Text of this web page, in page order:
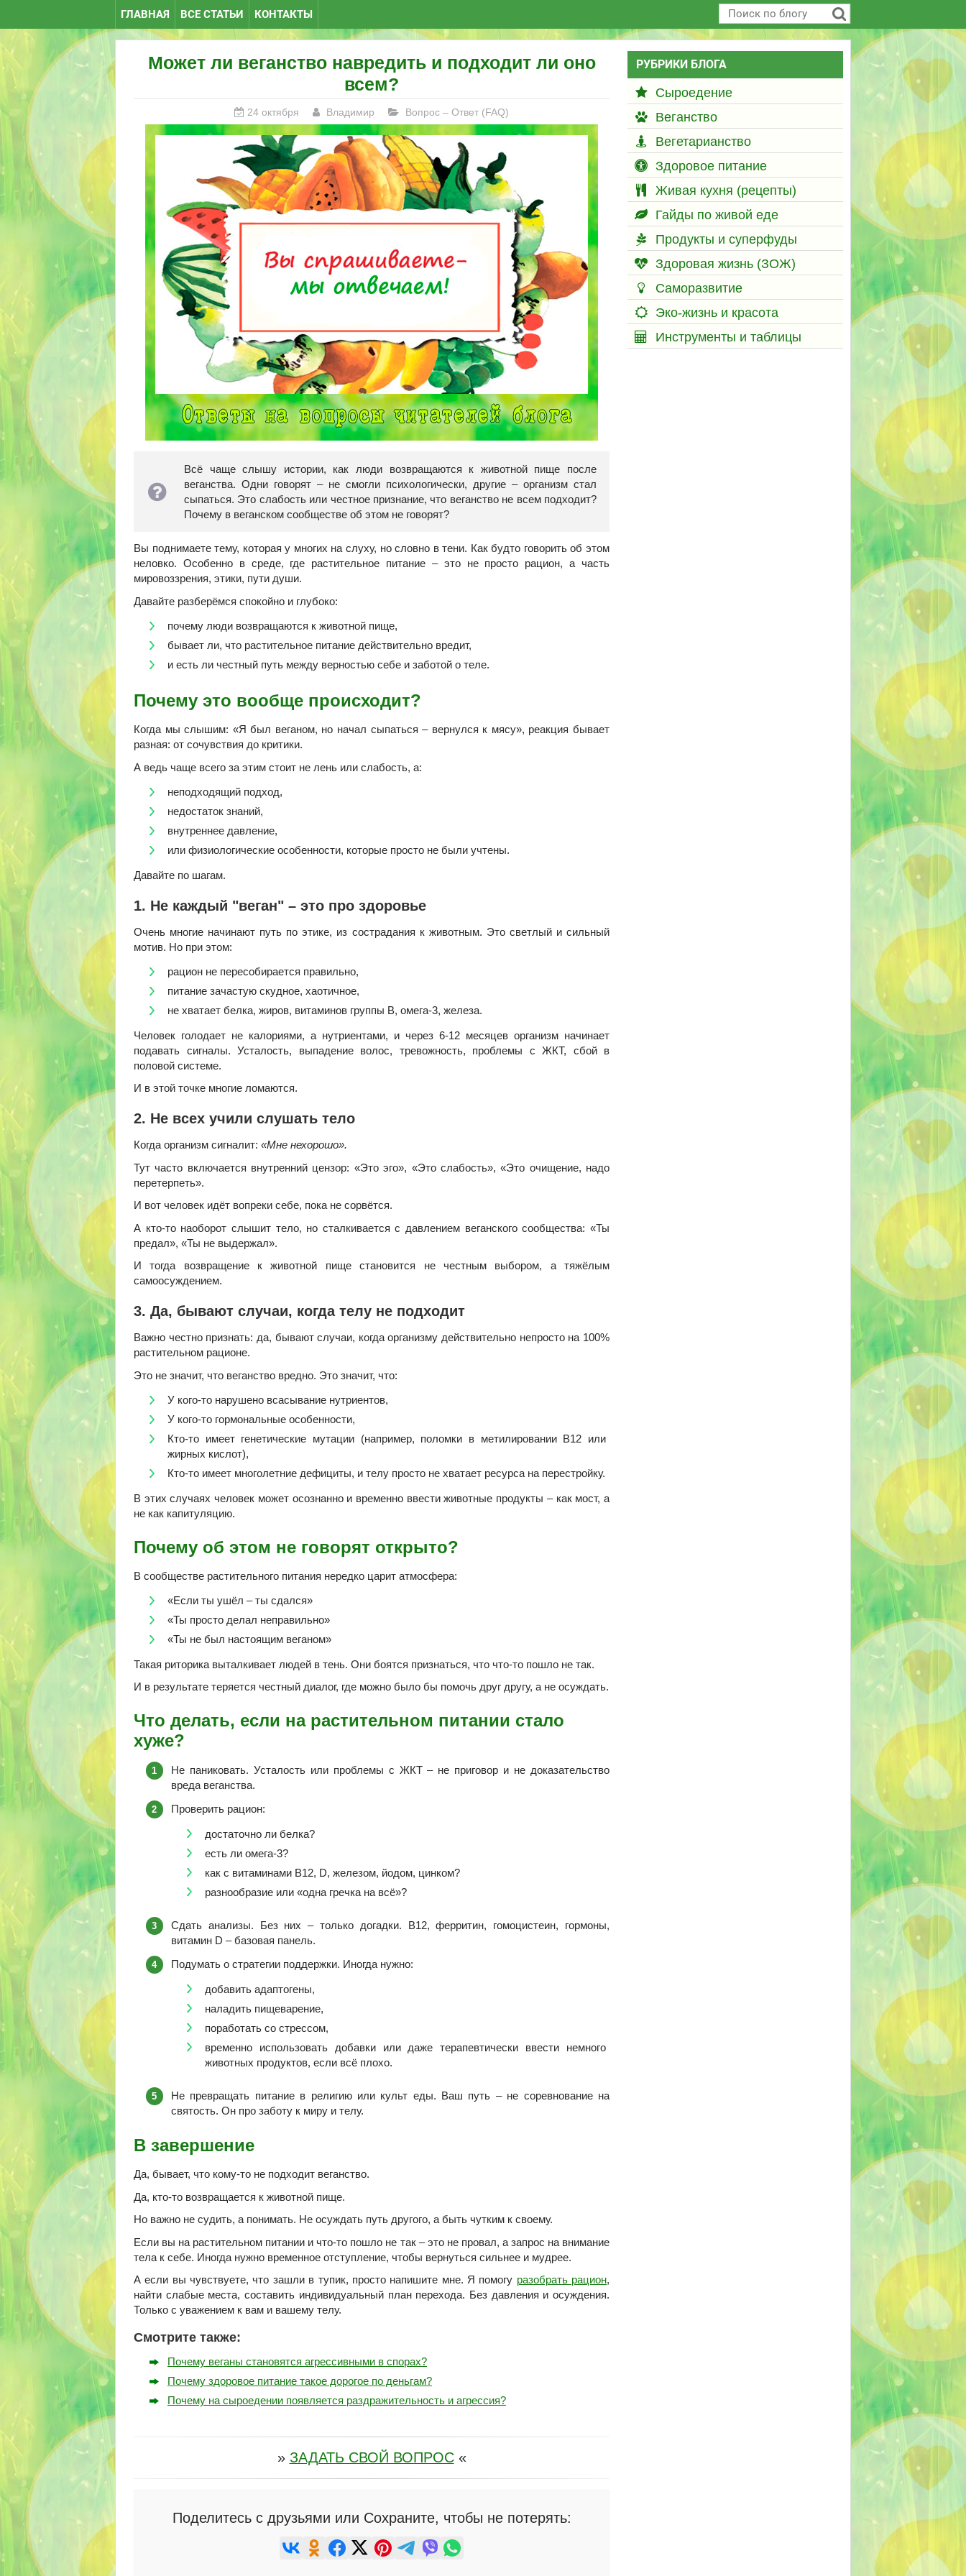
ГЛАВНАЯ ВСЕ СТАТЬИ КОНТАКТЫ
Может ли веганство навредить и подходит ли оно
всем?
24 октября Владимир Вопрос – Ответ (FAQ)
Всё чаще слышу истории, как люди возвращаются к животной пище после
веганства. Одни говорят – не смогли психологически, другие – организм стал
сыпаться. Это слабость или честное признание, что веганство не всем подходит?
Почему в веганском сообществе об этом не говорят?
Вы поднимаете тему, которая у многих на слуху, но словно в тени. Как будто говорить об этом
неловко. Особенно в среде, где растительное питание – это не просто рацион, а часть
мировоззрения, этики, пути души.
Давайте разберёмся спокойно и глубоко:
почему люди возвращаются к животной пище,
бывает ли, что растительное питание действительно вредит,
и есть ли честный путь между верностью себе и заботой о теле.
Почему это вообще происходит?
Когда мы слышим: «Я был веганом, но начал сыпаться – вернулся к мясу», реакция бывает
разная: от сочувствия до критики.
А ведь чаще всего за этим стоит не лень или слабость, а:
неподходящий подход,
недостаток знаний,
внутреннее давление,
или физиологические особенности, которые просто не были учтены.
Давайте по шагам.
1. Не каждый "веган" – это про здоровье
Очень многие начинают путь по этике, из сострадания к животным. Это светлый и сильный
мотив. Но при этом:
рацион не пересобирается правильно,
питание зачастую скудное, хаотичное,
не хватает белка, жиров, витаминов группы В, омега-3, железа.
Человек голодает не калориями, а нутриентами, и через 6-12 месяцев организм начинает
подавать сигналы. Усталость, выпадение волос, тревожность, проблемы с ЖКТ, сбой в
половой системе.
И в этой точке многие ломаются.
2. Не всех учили слушать тело
Когда организм сигналит: «Мне нехорошо».
Тут часто включается внутренний цензор: «Это эго», «Это слабость», «Это очищение, надо
перетерпеть».
И вот человек идёт вопреки себе, пока не сорвётся.
А кто-то наоборот слышит тело, но сталкивается с давлением веганского сообщества: «Ты
предал», «Ты не выдержал».
И тогда возвращение к животной пище становится не честным выбором, а тяжёлым
самоосуждением.
️3. Да, бывают случаи, когда телу не подходит
Важно честно признать: да, бывают случаи, когда организму действительно непросто на 100%
растительном рационе.
Это не значит, что веганство вредно. Это значит, что:
У кого-то нарушено всасывание нутриентов,
У кого-то гормональные особенности,
Кто-то имеет генетические мутации (например, поломки в метилировании B12 или
жирных кислот),
Кто-то имеет многолетние дефициты, и телу просто не хватает ресурса на перестройку.
В этих случаях человек может осознанно и временно ввести животные продукты – как мост, а
не как капитуляцию.
Почему об этом не говорят открыто?
В сообществе растительного питания нередко царит атмосфера:
«Если ты ушёл – ты сдался»
«Ты просто делал неправильно»
«Ты не был настоящим веганом»
Такая риторика выталкивает людей в тень. Они боятся признаться, что что-то пошло не так.
И в результате теряется честный диалог, где можно было бы помочь друг другу, а не осуждать.
Что делать, если на растительном питании стало
хуже?
Не паниковать. Усталость или проблемы с ЖКТ – не приговор и не доказательство
вреда веганства.
Проверить рацион:
достаточно ли белка?
есть ли омега-3?
как с витаминами B12, D, железом, йодом, цинком?
разнообразие или «одна гречка на всё»?
Сдать анализы. Без них – только догадки. B12, ферритин, гомоцистеин, гормоны,
витамин D – базовая панель.
Подумать о стратегии поддержки. Иногда нужно:
добавить адаптогены,
наладить пищеварение,
поработать со стрессом,
временно использовать добавки или даже терапевтически ввести немного
животных продуктов, если всё плохо.
Не превращать питание в религию или культ еды. Ваш путь – не соревнование на
святость. Он про заботу к миру и телу.
В завершение
Да, бывает, что кому-то не подходит веганство.
Да, кто-то возвращается к животной пище.
Но важно не судить, а понимать. Не осуждать путь другого, а быть чутким к своему.
Если вы на растительном питании и что-то пошло не так – это не провал, а запрос на внимание
тела к себе. Иногда нужно временное отступление, чтобы вернуться сильнее и мудрее.
А если вы чувствуете, что зашли в тупик, просто напишите мне. Я помогу разобрать рацион,
найти слабые места, составить индивидуальный план перехода. Без давления и осуждения.
Только с уважением к вам и вашему телу.
Смотрите также:
Почему веганы становятся агрессивными в спорах?
Почему здоровое питание такое дорогое по деньгам?
Почему на сыроедении появляется раздражительность и агрессия?
» ЗАДАТЬ СВОЙ ВОПРОС«
Поделитесь с друзьями или Сохраните, чтобы не потерять:
РУБРИКИ БЛОГА
Сыроедение
Веганство
Вегетарианство
Здоровое питание
Живая кухня (рецепты)
Гайды по живой еде
Продукты и суперфуды
Здоровая жизнь (ЗОЖ)
Саморазвитие
Эко-жизнь и красота
Инструменты и таблицы